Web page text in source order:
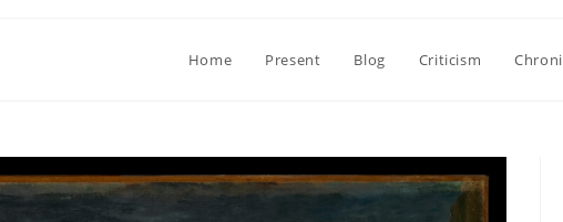
Home Present Blog Criticism